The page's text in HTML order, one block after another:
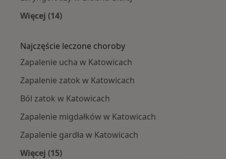
Więcej (14)
Najczęście leczone choroby
Zapalenie ucha w Katowicach
Zapalenie zatok w Katowicach
Ból zatok w Katowicach
Zapalenie migdałków w Katowicach
Zapalenie gardła w Katowicach
Więcej (15)